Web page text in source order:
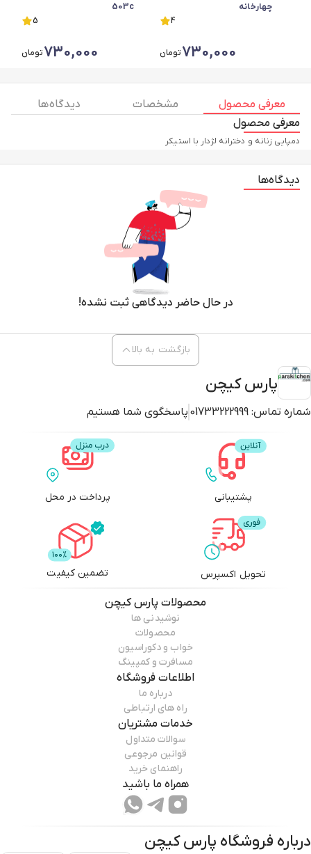
چهارخانه
4
730,000تومان
503c
5
730,000تومان
معرفی محصول مشخصات
دیدگاه ها
معرفی محصول
دمپایی زنانه و دخترانه لژدار با استیکر
دیدگاه‌ها
در حال حاضر دیدگاهی ثبت نشده!
پارس کیچن
شماره تماس: 01733222999 پاسخگوی شما هستیم
بازگشت به بالا
پشتیبانی پرداخت در محل
تحویل اکسپرس تضمین کیفیت
محصولات پارس کیچن
نوشیدنی ها
محصولات
خواب و دکوراسیون
مسافرت و کمپینگ
اطلاعات فروشگاه
درباره ما
راه های ارتباطی
خدمات مشتریان
سوالات متداول
قوانین مرجوعی
راهنمای خرید
همراه ما باشید
درباره فروشگاه پارس کیچن